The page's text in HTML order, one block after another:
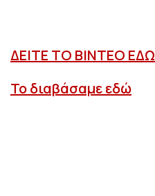
ΔΕΙΤΕ ΤΟ ΒΙΝΤΕΟ ΕΔΩ
Το διαβάσαμε εδώ